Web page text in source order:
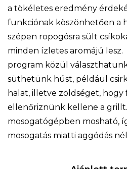
a tökéletes eredmény
funkciónak köszönhetően a
szépen ropogósra sült
minden ízletes aromájú lesz.
program közül
süthetünk húst, például
halat, illetve zöldséget, hogy
ellenőriznünk kellene a
mosogatógépben mosható,
mosogatás miatti aggódás